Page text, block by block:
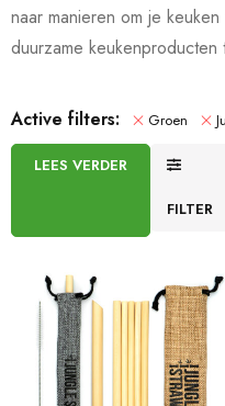
naar manieren om je
duurzame keukenproducten
Active filters: Groen
FILTER
LEES VERDER